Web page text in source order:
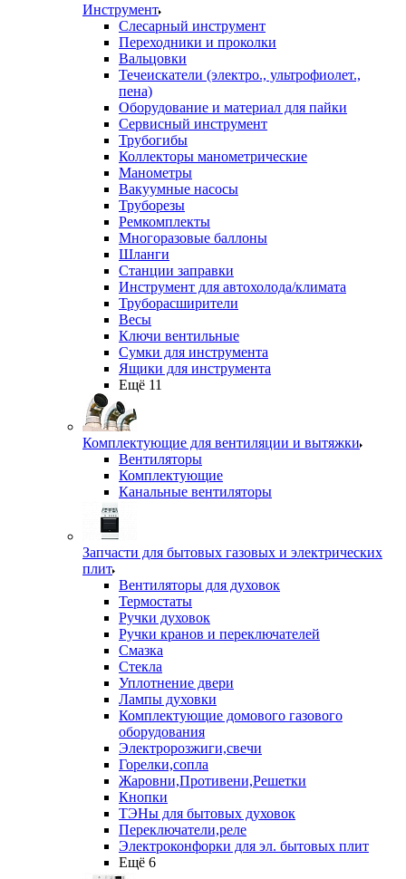
Инструмент
Слесарный инструмент
Переходники и проколки
Вальцовки
Течеискатели (электро., ультрофиолет.,
пена)
Оборудование и материал для пайки
Сервисный инструмент
Трубогибы
Коллекторы манометрические
Манометры
Вакуумные насосы
Труборезы
Ремкомплекты
Многоразовые баллоны
Шланги
Станции заправки
Инструмент для автохолода/климата
Труборасширители
Весы
Ключи вентильные
Сумки для инструмента
Ящики для инструмента
Ещё 11
Комплектующие для вентиляции и вытяжки
Вентиляторы
Комплектующие
Канальные вентиляторы
Запчасти для бытовых газовых и электрических
плит
Вентиляторы для духовок
Термостаты
Ручки духовок
Ручки кранов и переключателей
Смазка
Стекла
Уплотнение двери
Лампы духовки
Комплектующие домового газового
оборудования
Электророзжиги,свечи
Горелки,сопла
Жаровни,Противени,Решетки
Кнопки
ТЭНы для бытовых духовок
Переключатели,реле
Электроконфорки для эл. бытовых плит
Ещё 6